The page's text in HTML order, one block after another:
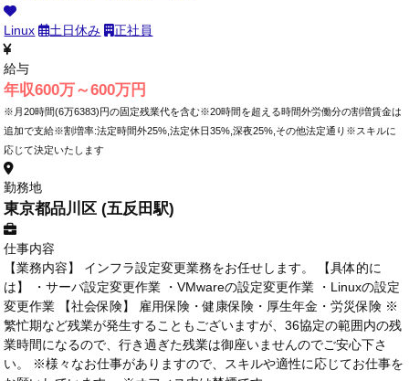
Linux 土日休み 正社員
給与
年収600万～600万円
※月20時間(6万6383)円の固定残業代を含む※20時間を超える時間外労働分の割増賃金は
追加で支給※割増率:法定時間外25%,法定休日35%,深夜25%,その他法定通り※スキルに
応じて決定いたします
勤務地
東京都品川区 (五反田駅)
仕事内容
【業務内容】 インフラ設定変更業務をお任せします。 【具体的に
は】 ・サーバ設定変更作業 ・VMwareの設定変更作業 ・Linuxの設定
変更作業 【社会保険】 雇用保険・健康保険・厚生年金・労災保険 ※
繁忙期など残業が発生することもございますが、36協定の範囲内の残
業時間になるので、行き過ぎた残業は御座いませんのでご安心下さ
い。 ※様々なお仕事がありますので、スキルや適性に応じてお仕事を